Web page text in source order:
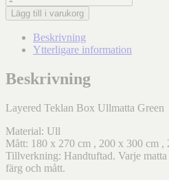
Lägg till i varukorg
Beskrivning
Ytterligare information
Beskrivning
Layered Teklan Box Ullmatta Green
Material: Ull
Mått: 180 x 270 cm , 200 x 300 cm ,
Tillverkning: Handtuftad. Varje
färg och mått.